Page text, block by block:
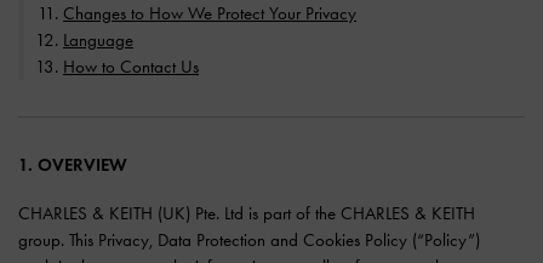
Changes to How We Protect Your Privacy
Language
How to Contact Us
1. OVERVIEW
CHARLES & KEITH (UK) Pte. Ltd is part of the CHARLES & KEITH
group. This Privacy, Data Protection and Cookies Policy (“Policy”)